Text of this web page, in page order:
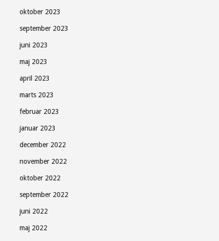
oktober 2023
september 2023
juni 2023
maj 2023
april 2023
marts 2023
februar 2023
januar 2023
december 2022
november 2022
oktober 2022
september 2022
juni 2022
maj 2022